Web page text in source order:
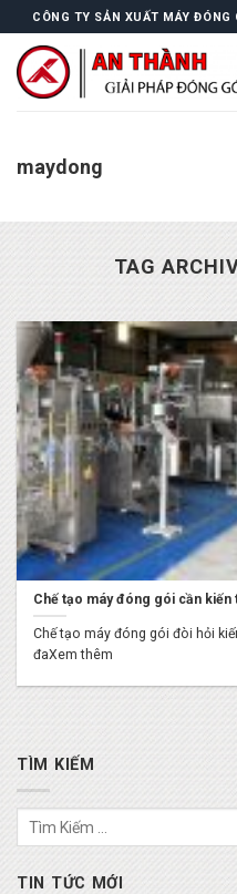
to
content
CÔNG TY SẢN XUẤT MÁY ĐÓNG
maydong
TAG
Chế tạo máy đóng gói cần kiến
Chế tạo máy đóng gói đòi hỏi
đaXem thêm
TÌM KIẾM
TIN TỨC MỚI